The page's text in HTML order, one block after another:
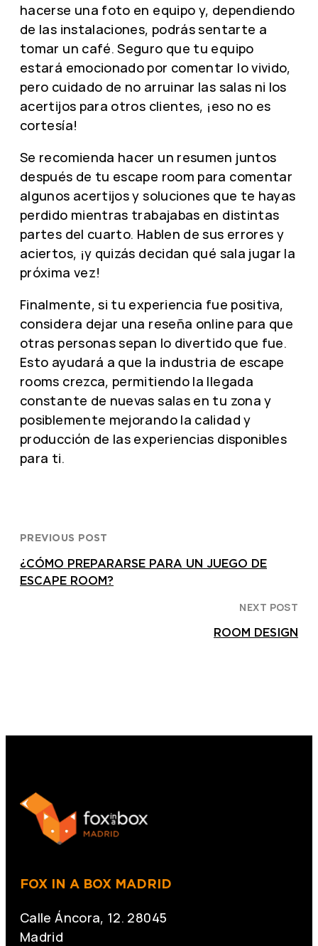
hacerse una foto en equipo y, dependiendo
de las instalaciones, podrás sentarte a
tomar un café. Seguro que tu equipo
estará emocionado por comentar lo vivido,
pero cuidado de no arruinar las salas ni los
acertijos para otros clientes, ¡eso no es
cortesía!
Se recomienda hacer un resumen juntos
después de tu escape room para comentar
algunos acertijos y soluciones que te hayas
perdido mientras trabajabas en distintas
partes del cuarto. Hablen de sus errores y
aciertos, ¡y quizás decidan qué sala jugar la
próxima vez!
Finalmente, si tu experiencia fue positiva,
considera dejar una reseña online para que
otras personas sepan lo divertido que fue.
Esto ayudará a que la industria de escape
rooms crezca, permitiendo la llegada
constante de nuevas salas en tu zona y
posiblemente mejorando la calidad y
producción de las experiencias disponibles
para ti.
PREVIOUS POST
¿CÓMO PREPARARSE PARA UN JUEGO DE
ESCAPE ROOM?
NEXT POST
ROOM DESIGN
FOX IN A BOX MADRID
Calle Áncora, 12. 28045
Madrid